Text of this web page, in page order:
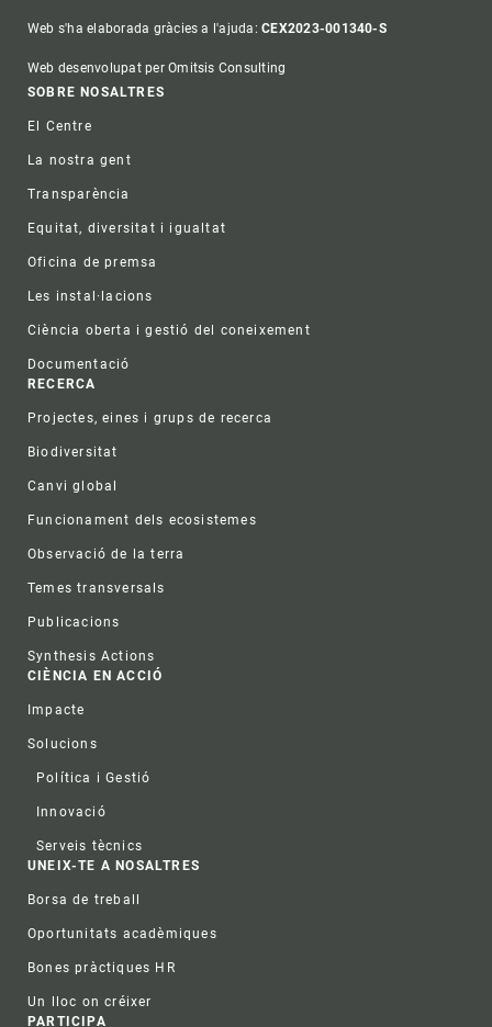
Web s'ha elaborada gràcies a l'ajuda:CEX2023-001340-S
Web desenvolupat per Omitsis Consulting
Footer
SOBRE NOSALTRES
El Centre
La nostra gent
Transparència
Equitat, diversitat i igualtat
Oficina de premsa
Les instal·lacions
Ciència oberta i gestió del coneixement
Documentació
RECERCA
Projectes, eines i grups de recerca
Biodiversitat
Canvi global
Funcionament dels ecosistemes
Observació de la terra
Temes transversals
Publicacions
Synthesis Actions
CIÈNCIA EN ACCIÓ
Impacte
Solucions
Política i Gestió
Innovació
Serveis tècnics
UNEIX-TE A NOSALTRES
Borsa de treball
Oportunitats acadèmiques
Bones pràctiques HR
Un lloc on créixer
PARTICIPA